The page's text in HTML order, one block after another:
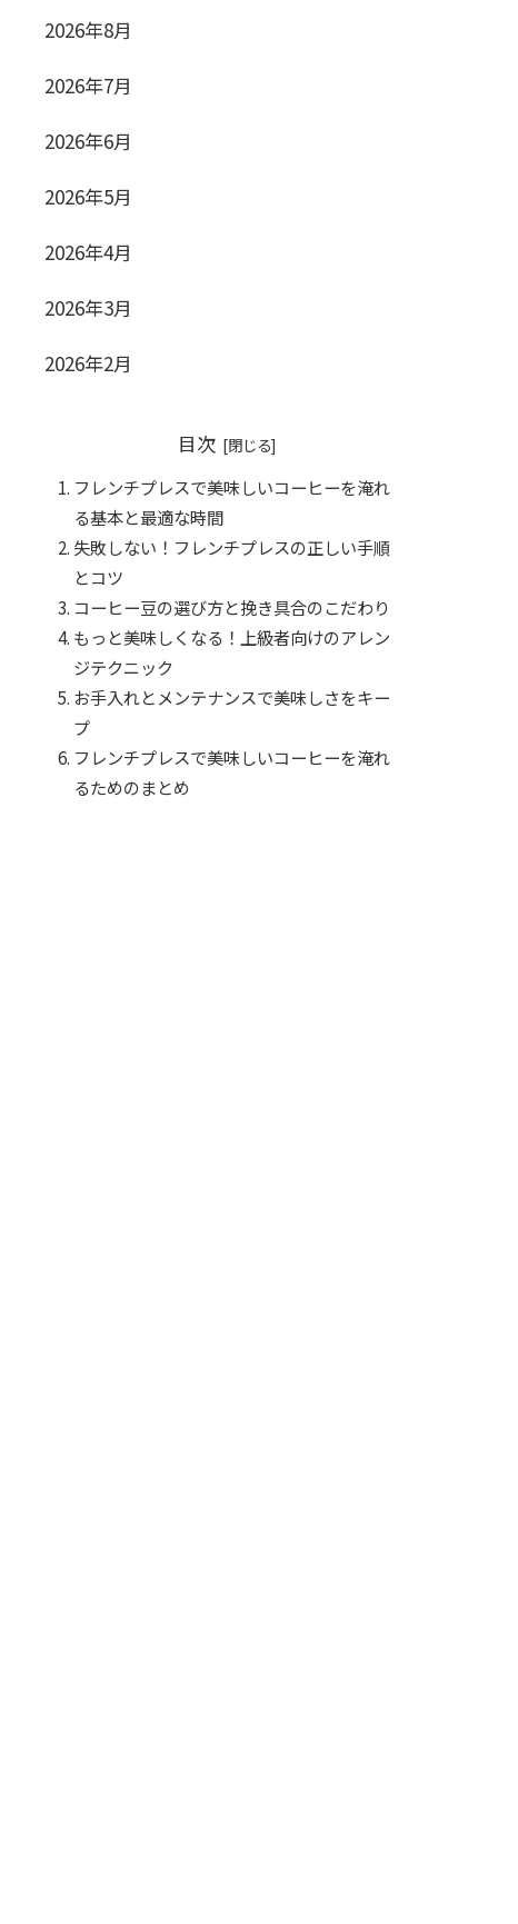
2026年8月
2026年7月
2026年6月
2026年5月
2026年4月
2026年3月
2026年2月
目次
フレンチプレスで美味しいコーヒーを淹れ
る基本と最適な時間
失敗しない！フレンチプレスの正しい手順
とコツ
コーヒー豆の選び方と挽き具合のこだわり
もっと美味しくなる！上級者向けのアレン
ジテクニック
お手入れとメンテナンスで美味しさをキー
プ
フレンチプレスで美味しいコーヒーを淹れ
るためのまとめ